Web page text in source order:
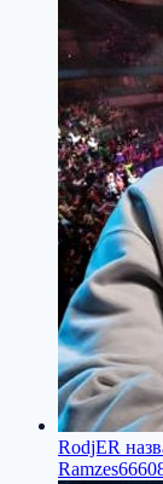
RodjER
Ramzes666